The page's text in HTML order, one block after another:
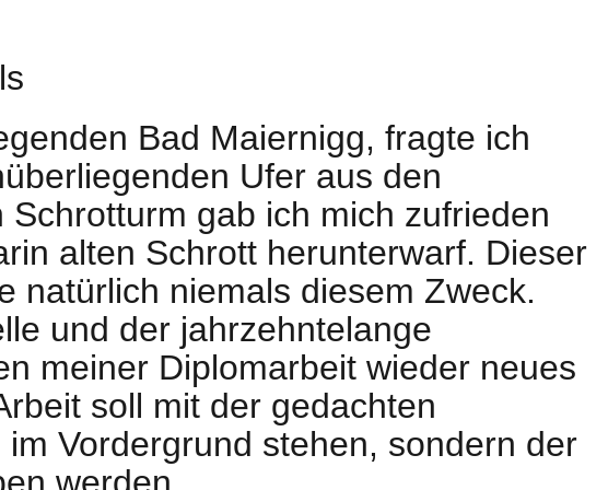
Bad Maiernigg, fragte ich
Ufer aus den
gab ich mich zufrieden
alten Schrott herunterwarf. Dieser
natürlich niemals diesem Zweck.
und der jahrzehntelange
meiner Diplomarbeit wieder neues
soll mit der gedachten
Vordergrund stehen, sondern der